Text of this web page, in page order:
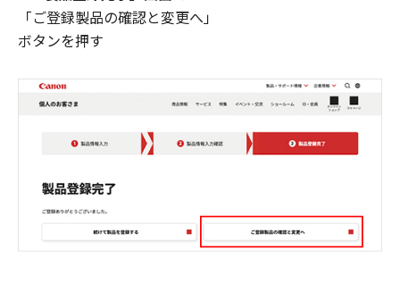
「ご登録製品の確認と変更へ」
ボタンを押す